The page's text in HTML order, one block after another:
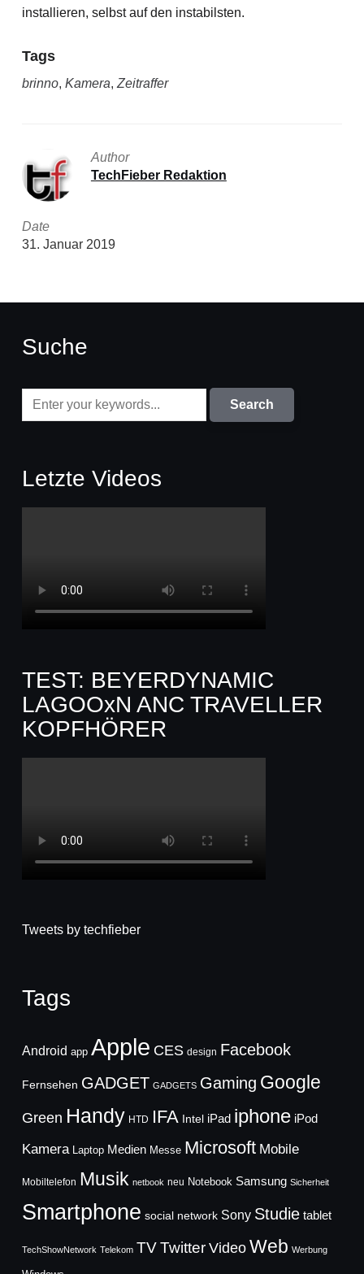
installieren, selbst auf den instabilsten.
Tags
brinno, Kamera, Zeitraffer
Author
TechFieber Redaktion
Date
31. Januar 2019
Suche
Letzte Videos
TEST: BEYERDYNAMIC
LAGOOxN ANC TRAVELLER
KOPFHÖRER
Tweets by techfieber
Tags
Android app Apple CES design Facebook
Fernsehen GADGET GADGETS Gaming Google
Green Handy HTD IFA Intel iPad iphone iPod
Kamera Laptop Medien Messe Microsoft Mobile
Mobiltelefon Musik netbook neu Notebook Samsung Sicherheit
Smartphone social network Sony Studie tablet
TechShowNetwork Telekom TVTwitter Video Web Werbung